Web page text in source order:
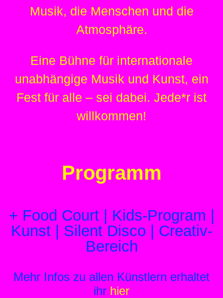
Musik, die Menschen und die
Atmosphäre.
Eine Bühne für internationale
unabhängige Musik und Kunst, ein
Fest für alle – sei dabei. Jede*r ist
willkommen!
Programm
+ Food Court | Kids-Program |
Kunst | Silent Disco | Creativ-
Bereich
Mehr Infos zu allen Künstlern erhaltet
ihr hier